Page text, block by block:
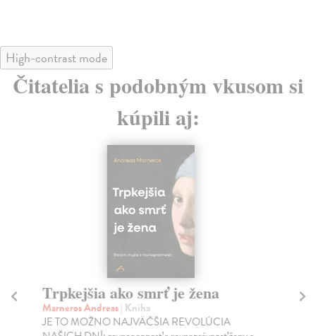
High-contrast mode
Čitatelia s podobným vkusom si
kúpili aj:
Trpkejšia ako smrť je žena
Marneros Andreas| Kniha
JE TO MOŽNO NAJVÄČŠIA REVOLÚCIA